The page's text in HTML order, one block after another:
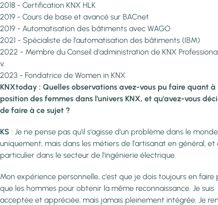
2018 - Certification KNX HLK
2019 - Cours de base et avancé sur BACnet
2019 - Automatisation des bâtiments avec WAGO
2021 - Spécialiste de l'automatisation des bâtiments (IBM)
2022 - Membre du Conseil d'administration de KNX
v.
2023 - Fondatrice de Women in KNX
KNXtoday : Quelles observations avez-vous pu faire quant à
position des femmes dans l'univers KNX, et qu'avez-vous
de faire à ce sujet ?
KS : Je ne pense pas qu'il s'agisse d'un problème dans le
uniquement, mais dans les métiers de l'artisanat en général, et
particulier dans le secteur de l'ingénierie électrique.
Mon expérience personnelle, c'est que je dois toujours en faire
que les hommes pour obtenir la même reconnaissance. Je suis
acceptée et appréciée, mais jamais pleinement intégrée. Je